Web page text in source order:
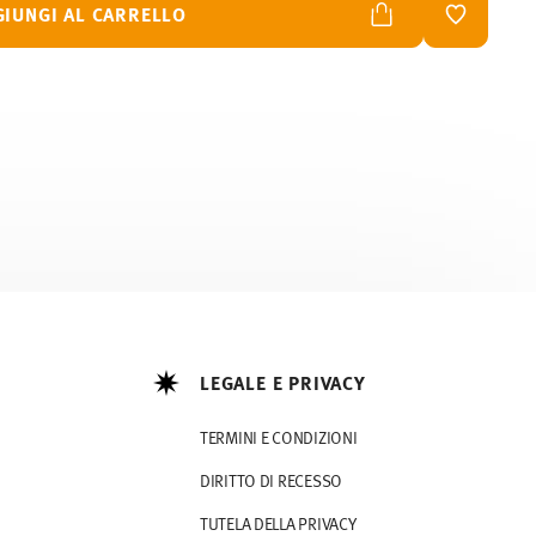
AL CARRELLO LISTA
LEGALE E PRIVACY
TERMINI E CONDIZIONI
DIRITTO DI RECESSO
TUTELA DELLA PRIVACY